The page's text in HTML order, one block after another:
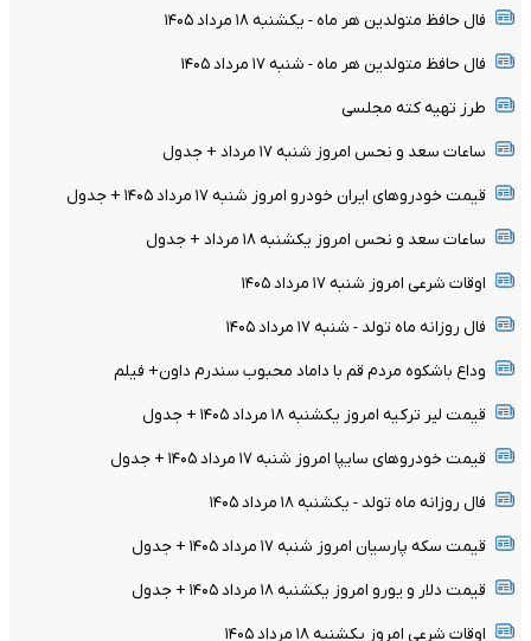
فال حافظ متولدین هر ماه - یکشنبه ۱۸ مرداد ۱۴۰۵
فال حافظ متولدین هر ماه - شنبه ۱۷ مرداد ۱۴۰۵
طرز تهیه کته مجلسی
ساعات سعد و نحس امروز شنبه ۱۷ مرداد + جدول
قیمت خودرو‌های ایران خودرو امروز شنبه ۱۷ مرداد ۱۴۰۵ + جدول
ساعات سعد و نحس امروز یکشنبه ۱۸ مرداد + جدول
اوقات شرعی امروز شنبه ۱۷ مرداد ۱۴۰۵
فال روزانه ماه تولد - شنبه ۱۷ مرداد ۱۴۰۵
وداع باشکوه مردم قم با داماد محبوب سندرم داون+ فیلم
قیمت لیر ترکیه امروز یکشنبه ۱۸ مرداد ۱۴۰۵ + جدول
قیمت خودرو‌های سایپا امروز شنبه ۱۷ مرداد ۱۴۰۵ + جدول
فال روزانه ماه تولد - یکشنبه ۱۸ مرداد ۱۴۰۵
قیمت سکه پارسیان امروز شنبه ۱۷ مرداد ۱۴۰۵ + جدول
قیمت دلار و یورو امروز یکشنبه ۱۸ مرداد ۱۴۰۵ + جدول
اوقات شرعی امروز یکشنبه ۱۸ مرداد ۱۴۰۵